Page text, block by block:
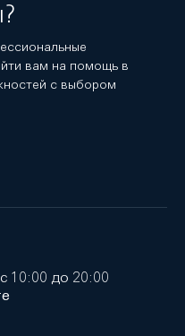
вам на помощь в
с выбором
10:00 до 20:00